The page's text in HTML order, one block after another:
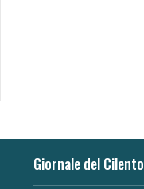
Giornale del Cilento